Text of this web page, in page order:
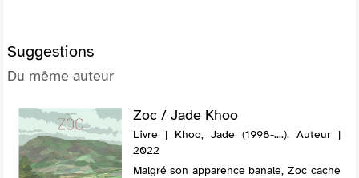
Suggestions
Du même auteur
Zoc / Jade Khoo
Livre | Khoo, Jade (1998-....). Auteur |
2022
Malgré son apparence banale, Zoc cache